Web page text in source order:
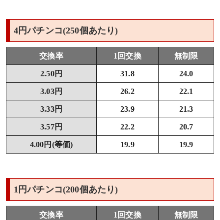
4円パチンコ(250個あたり)
交換率 1回交換 無制限
2.50円 31.8 24.0
3.03円 26.2 22.1
3.33円 23.9 21.3
3.57円 22.2 20.7
4.00円(等価) 19.9 19.9
1円パチンコ(200個あたり)
交換率 1回交換 無制限